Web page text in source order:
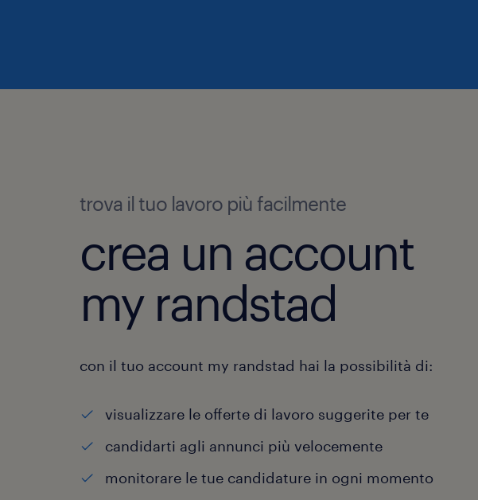
trova il tuo lavoro più facilmente
crea un account
my randstad
con il tuo account my randstad hai la possibilità di:
visualizzare le offerte di lavoro suggerite per te
candidarti agli annunci più velocemente
monitorare le tue candidature in ogni momento